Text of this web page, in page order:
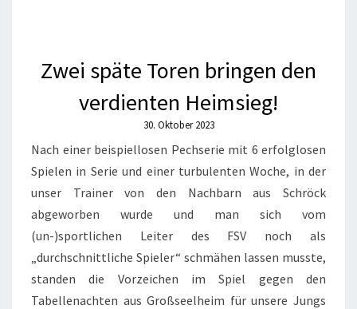
Zwei späte Toren bringen den
verdienten Heimsieg!
30. Oktober 2023
Nach einer beispiellosen Pechserie mit 6 erfolglosen
Spielen in Serie und einer turbulenten Woche, in der
unser Trainer von den Nachbarn aus Schröck
abgeworben wurde und man sich vom
(un-)sportlichen Leiter des FSV noch als
„durchschnittliche Spieler“ schmähen lassen musste,
standen die Vorzeichen im Spiel gegen den
Tabellenachten aus Großseelheim für unsere Jungs